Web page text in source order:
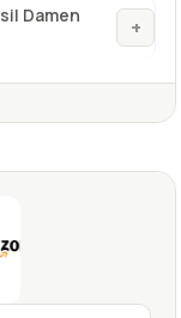
Damen
+